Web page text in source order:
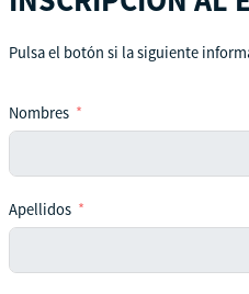
Pulsa el botón si la siguiente
Nombres
Apellidos